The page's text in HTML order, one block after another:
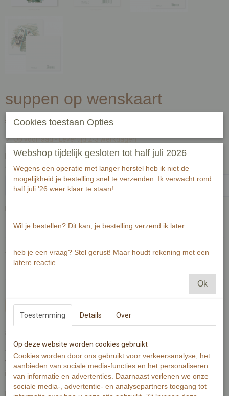
suppen op wenskaart
€ 2,00 (inclusief btw 21%)
✓Op voorraad- Levertijd 2-3 werkdagen
Handgeschreven tekst op achterzijde kaart (zwart fineliner) voor
ontvanger:-1-1
Aantal
In winkelwagen
Suppen, een ontspannen bezigheid!
Wenskaart is gedrukt op 300 grams warmwit papier.
Wenskaart bevat rechte hoeken. Op de achterzijde is minimale
informatie van de kaart zichtbaar.
De Illustratie is gemaakt met aquarelverf en zwarte inkt.
Cookies toestaan Opties
Webshop tijdelijk gesloten tot half juli 2026
Wegens een operatie met langer herstel heb ik niet de
mogelijkheid je bestelling snel te verzenden. Ik verwacht rond
half juli '26 weer klaar te staan!
Wil je bestellen? Dit kan, je bestelling verzend ik later.
heb je een vraag? Stel gerust! Maar houdt rekening met een
latere reactie.
Ok
Toestemming Details Over
Op deze website worden cookies gebruikt
Cookies worden door ons gebruikt voor verkeersanalyse, het
aanbieden van sociale media-functies en het personaliseren
van informatie en advertenties. Daarnaast verlenen we onze
sociale media-, advertentie- en analysepartners toegang tot